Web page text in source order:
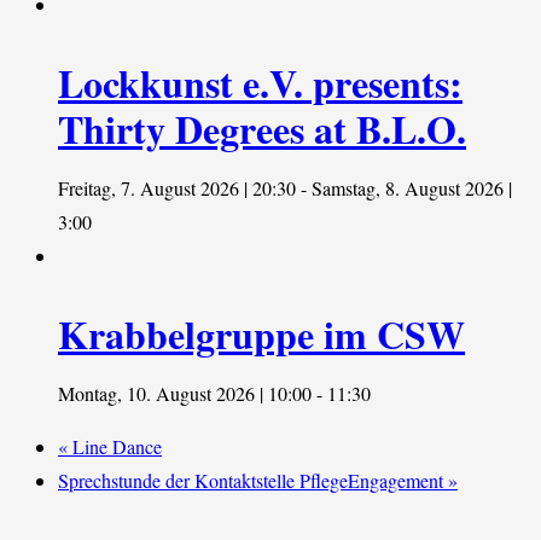
Lockkunst e.V. presents:
Thirty Degrees at B.L.O.
Freitag, 7. August 2026 | 20:30-Samstag, 8. August 2026 |
3:00
Krabbelgruppe im CSW
Montag, 10. August 2026 | 10:00- 11:30
«Line Dance
Sprechstunde der Kontaktstelle PflegeEngagement»